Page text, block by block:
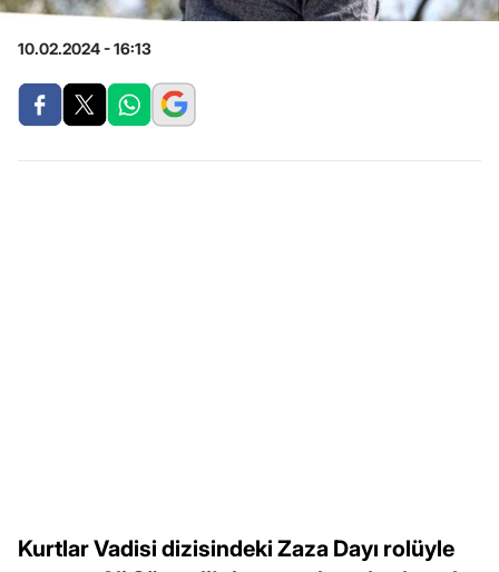
10.02.2024 - 16:13
Kurtlar Vadisi dizisindeki Zaza Dayı rolüyle